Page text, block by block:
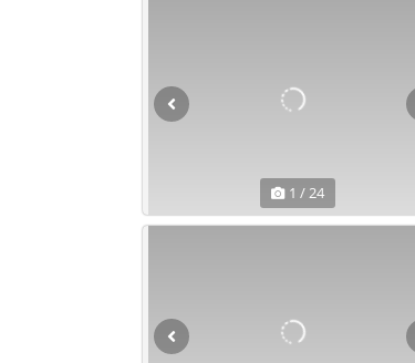
1 / 24